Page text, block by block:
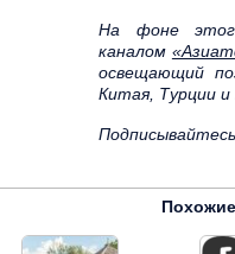
На фоне
каналом
освещающий
Китая, Турции и